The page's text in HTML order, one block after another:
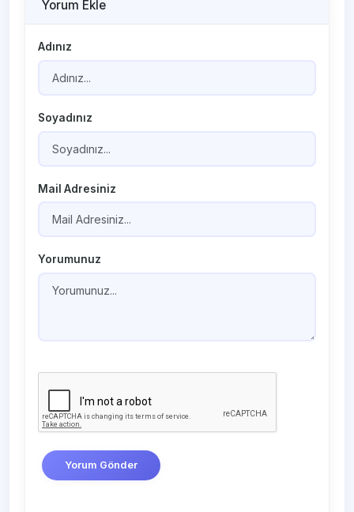
Yorum Ekle
Adınız
Soyadınız
Mail Adresiniz
Yorumunuz
Yorum Gönder